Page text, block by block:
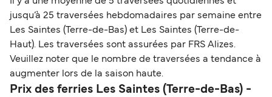
jusqu’à 25 traversées hebdomadaires par semaine entre
Les Saintes (Terre-de-Bas) et Les Saintes (Terre-de-
Haut). Les traversées sont assurées par FRS Alizes.
Veuillez noter que le nombre de traversées a tendance à
augmenter lors de la saison haute.
Prix des ferries Les Saintes (Terre-de-Bas) -